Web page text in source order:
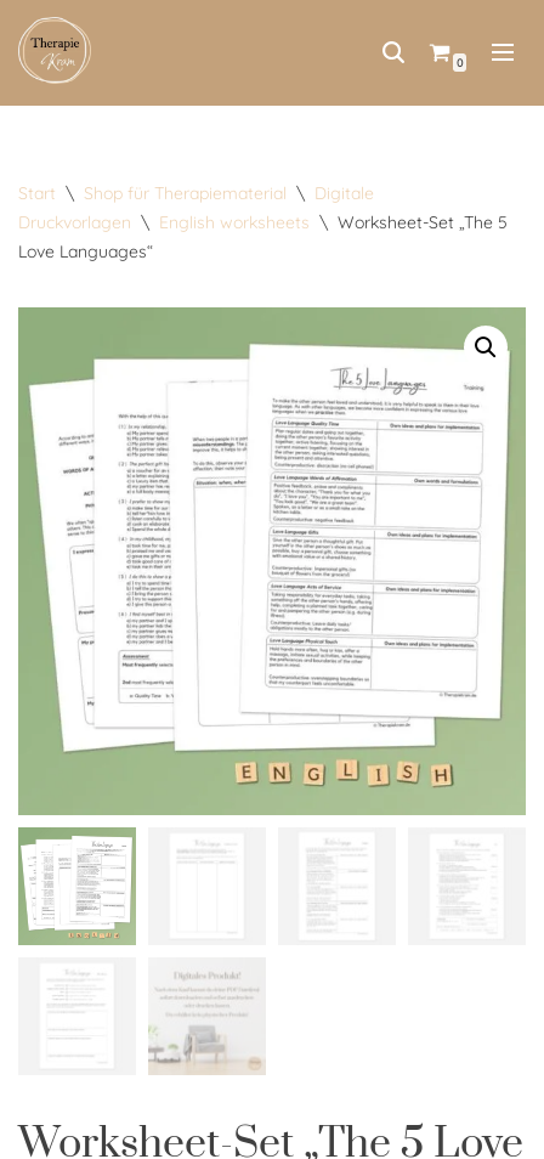
Zum
0
Start \ Shop für Therapiematerial \ Digitale
Druckvorlagen \ English worksheets \ Worksheet-Set „The 5
Love Languages“
Worksheet-Set „The 5 Love